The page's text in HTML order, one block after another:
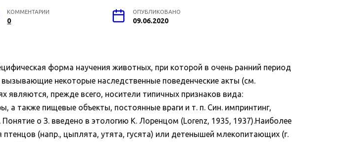
КОММЕНТАРИИ
0
ОПУБЛИКОВАНО
09.06.2020
форма научения животных, при которой в очень ранний период
некоторые наследственные поведенческие акты (см.
являются, прежде всего, носители типичных признаков вида:
также пищевые объекты, постоянные враги и т. п. Син. импринтинг,
о З. введено в этологию К. Лоренцом (Lorenz, 1935, 1937).Наиболее
(напр., цыплята, утята, гусята) или детенышей млекопитающих (г.